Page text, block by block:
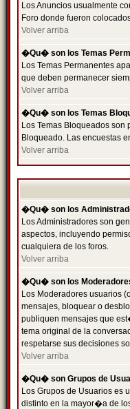
Los Anuncios usualmente
Foro donde fueron
Volver arriba
�Qu� son los Temas
Los Temas Permanentes
que deben permanecer
Volver arriba
�Qu� son los Temas
Los Temas Bloqueados
Bloqueado. Las encuestas
Volver arriba
�Qu� son los
Los Administradores son
aspectos, incluyendo
cualquiera de los foros.
Volver arriba
�Qu� son los
Los Moderadores usuarios
mensajes, bloquear o
publiquen mensajes que
tema original de la
respetarse sus decisiones
Volver arriba
�Qu� son Grupos de
Los Grupos de Usuarios es
distinto en la mayor�a de